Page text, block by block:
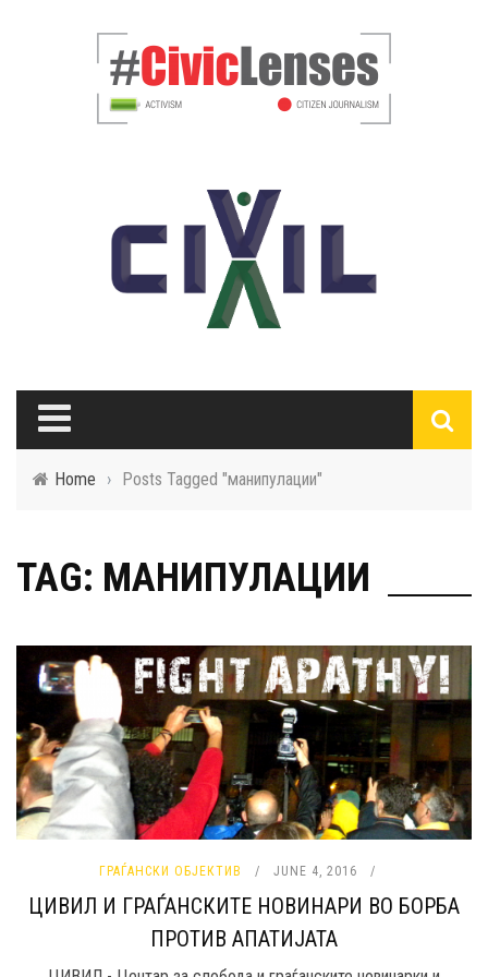
Home › Posts Tagged "манипулации"
TAG: МАНИПУЛАЦИИ
ГРАЃАНСКИ ОБЈЕКТИВ JUNE 4, 2016
ЦИВИЛ И ГРАЃАНСКИТЕ НОВИНАРИ ВО БОРБА
ПРОТИВ АПАТИЈАТА